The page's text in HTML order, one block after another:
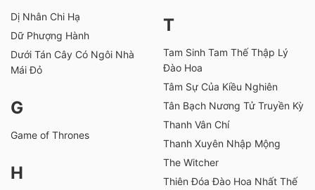
Dị Nhân Chi Hạ
Dữ Phượng Hành
Dưới Tán Cây Có Ngôi Nhà
Mái Đỏ
G
Game of Thrones
H
T
Tam Sinh Tam Thế Thập Lý
Đào Hoa
Tâm Sự Của Kiều Nghiên
Tân Bạch Nương Tử Truyền Kỳ
Thanh Vân Chí
Thanh Xuyên Nhập Mộng
The Witcher
Thiên Đóa Đào Hoa Nhất Thế